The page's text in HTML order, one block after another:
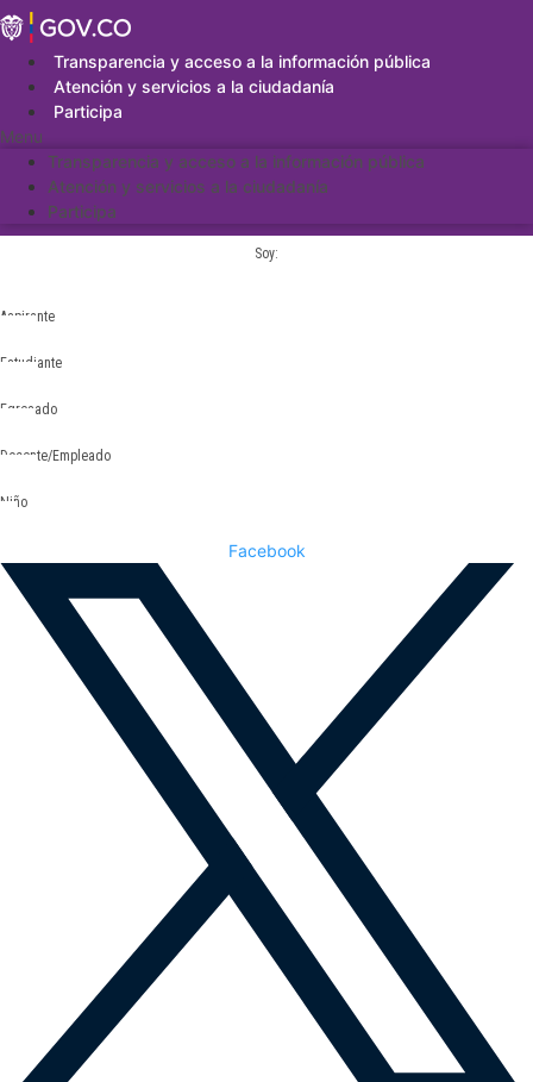
Saltar
al
contenidoTransparencia y acceso a la información pública
Atención y servicios a la ciudadanía
Participa
Menu
Transparencia y acceso a la información pública
Atención y servicios a la ciudadanía
Participa
Soy:
Aspirante
Estudiante
Egresado
Docente/Empleado
Niño
Facebook